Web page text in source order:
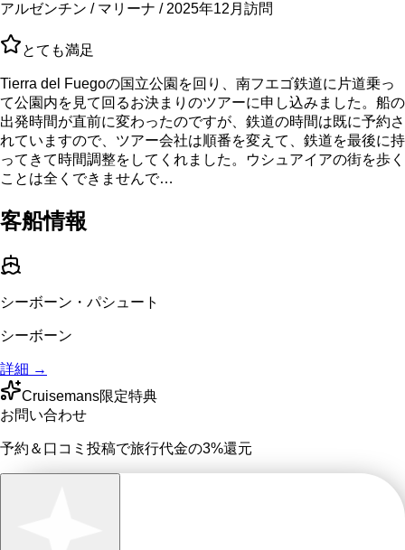
アルゼンチン / マリーナ / 2025年12月訪問
とても満足
Tierra del Fuegoの国立公園を回り、南フエゴ鉄道に片道乗っ
て公園内を見て回るお決まりのツアーに申し込みました。船の
出発時間が直前に変わったのですが、鉄道の時間は既に予約さ
れていますので、ツアー会社は順番を変えて、鉄道を最後に持
ってきて時間調整をしてくれました。ウシュアイアの街を歩く
ことは全くできませんで…
客船情報
シーボーン・パシュート
シーボーン
詳細 →
Cruisemans限定特典
お問い合わせ
予約＆口コミ投稿で旅行代金の3%還元